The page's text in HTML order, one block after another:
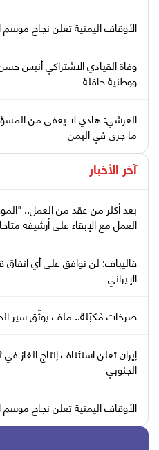
الأوقاف اليمنية تعلن نجاح موسم الحج
وفاة القيادي الاشتراكي أنيس
ووطنية حافلة
العرشي: هادي لا يعفى من
ما جرى في اليمن
آخر الأخبار
بعد أكثر من عقد من العمل..
العمل مع الإبقاء على أرشيفه
قاليباف: لن نوافق على أي
الإيراني
صرخات مُكبّلة.. ملف يوثّق سير
إيران تعلن استئناف إنتاج
الجنوبي
الأوقاف اليمنية تعلن نجاح موسم الحج